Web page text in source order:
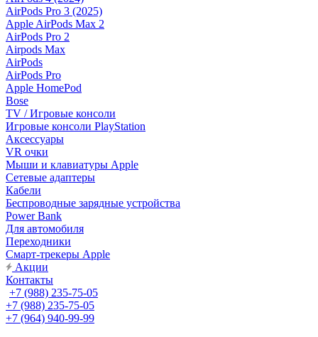
AirPods Pro 3 (2025)
Apple AirPods Max 2
AirPods Pro 2
Airpods Max
AirPods
AirPods Pro
Apple HomePod
Bose
TV / Игровые консоли
Игровые консоли PlayStation
Аксессуары
VR очки
Мыши и клавиатуры Apple
Сетевые адаптеры
Кабели
Беспроводные зарядные устройства
Power Bank
Для автомобиля
Переходники
Смарт-трекеры Apple
Акции
Контакты
+7 (988) 235-75-05
+7 (988) 235-75-05
+7 (964) 940-99-99